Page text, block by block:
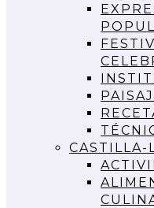
CASTILLA-